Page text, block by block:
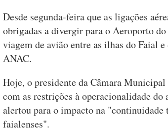
Desde segunda-feira que as ligações
obrigadas a divergir para o Aeroporto
viagem de avião entre as ilhas do Faial
ANAC.
Hoje, o presidente da Câmara
com as restrições à operacionalidade
alertou para o impacto na
faialenses".